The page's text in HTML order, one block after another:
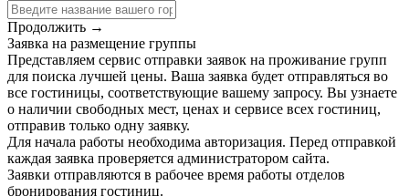
Продолжить →
Заявка на размещение группы
Представляем сервис отправки заявок на проживание групп
для поиска лучшей цены. Ваша заявка будет отправляться во
все гостиницы, соответствующие вашему запросу. Вы узнаете
о наличии свободных мест, ценах и сервисе всех гостиниц,
отправив только одну заявку.
Для начала работы необходима авторизация. Перед отправкой
каждая заявка проверяется администратором сайта.
Заявки отправляются в рабочее время работы отделов
бронирования гостиниц.